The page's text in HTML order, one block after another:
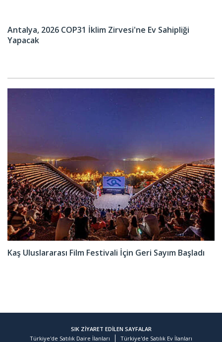
Antalya, 2026 COP31 İklim Zirvesi'ne Ev Sahipliği
Yapacak
Kaş Uluslararası Film Festivali İçin Geri Sayım Başladı
SIK ZİYARET EDİLEN SAYFALAR
Türkiye'de Satılık Daire İlanları
Türkiye'de Satılık Ev İlanları